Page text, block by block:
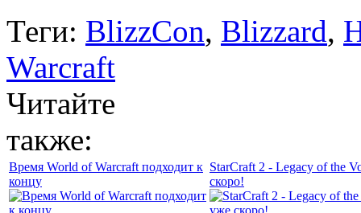
Теги: BlizzCon, Blizzard,
Warcraft
Читайте
также:
Время World of Warcraft подходит к
концу
StarCraft 2 - Legacy of the
скоро!